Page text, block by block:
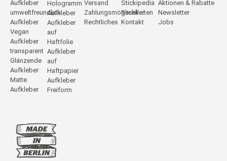
Aufkleber
umweltfreundlich
Aufkleber
Vegan
Aufkleber
transparent
Glänzende
Aufkleber
Matte
Aufkleber
Hologramm
Aufkleber
Aufkleber
auf
Haftfolie
Aufkleber
auf
Haftpapier
Aufkleber
Freiform
Versand
Zahlungsmöglichkeiten
Rechtliches
Stickipedia
Reseller
Kontakt
Aktionen & Rabatte
Newsletter
Jobs